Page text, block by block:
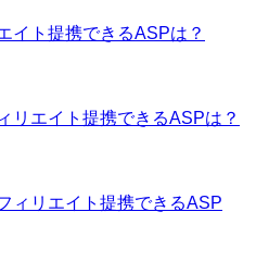
イト提携できるASPは？
リエイト提携できるASPは？
ィリエイト提携できるASP